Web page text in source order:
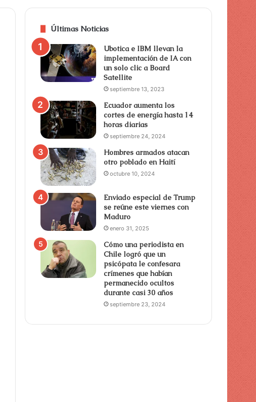
Últimas Noticias
Ubotica e IBM llevan la
implementación de IA con
un solo clic a Board
Satellite
septiembre 13, 2023
Ecuador aumenta los
cortes de energía hasta 14
horas diarias
septiembre 24, 2024
Hombres armados atacan
otro poblado en Haití
octubre 10, 2024
Enviado especial de Trump
se reúne este viernes con
Maduro
enero 31, 2025
Cómo una periodista en
Chile logró que un
psicópata le confesara
crímenes que habían
permanecido ocultos
durante casi 30 años
septiembre 23, 2024